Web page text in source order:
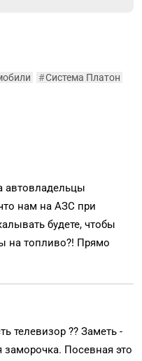
#Система Платон
автовладельцы
нам на АЗС при
будете, чтобы
на топливо?! Прямо
телевизор ?? Заметь -
заморочка. Посевная это